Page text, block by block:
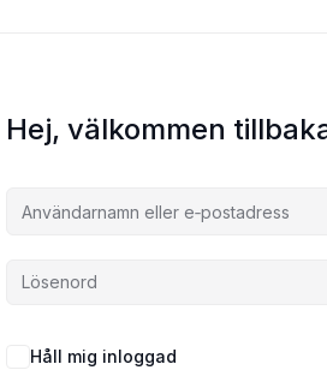
Hej, välkommen
Håll mig inloggad